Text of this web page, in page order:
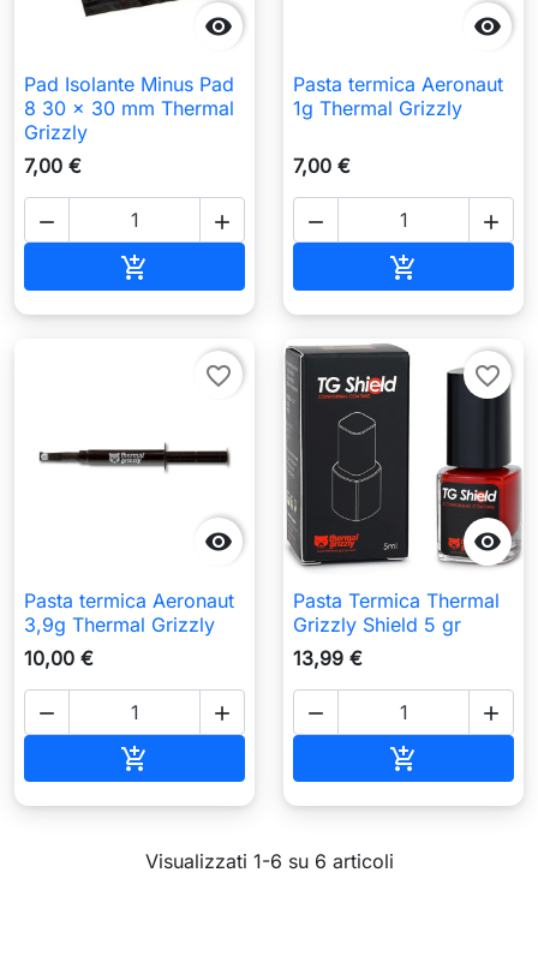

Pad Isolante Minus Pad
8 30 x 30 mm Thermal
Grizzly
7,00 €
 


Pasta termica Aeronaut
1g Thermal Grizzly
7,00 €
 


favorite_border
Pasta termica Aeronaut
3,9g Thermal Grizzly
10,00 €
 


favorite_border
Pasta Termica Thermal
Grizzly Shield 5 gr
13,99 €
 

Visualizzati 1-6 su 6 articoli